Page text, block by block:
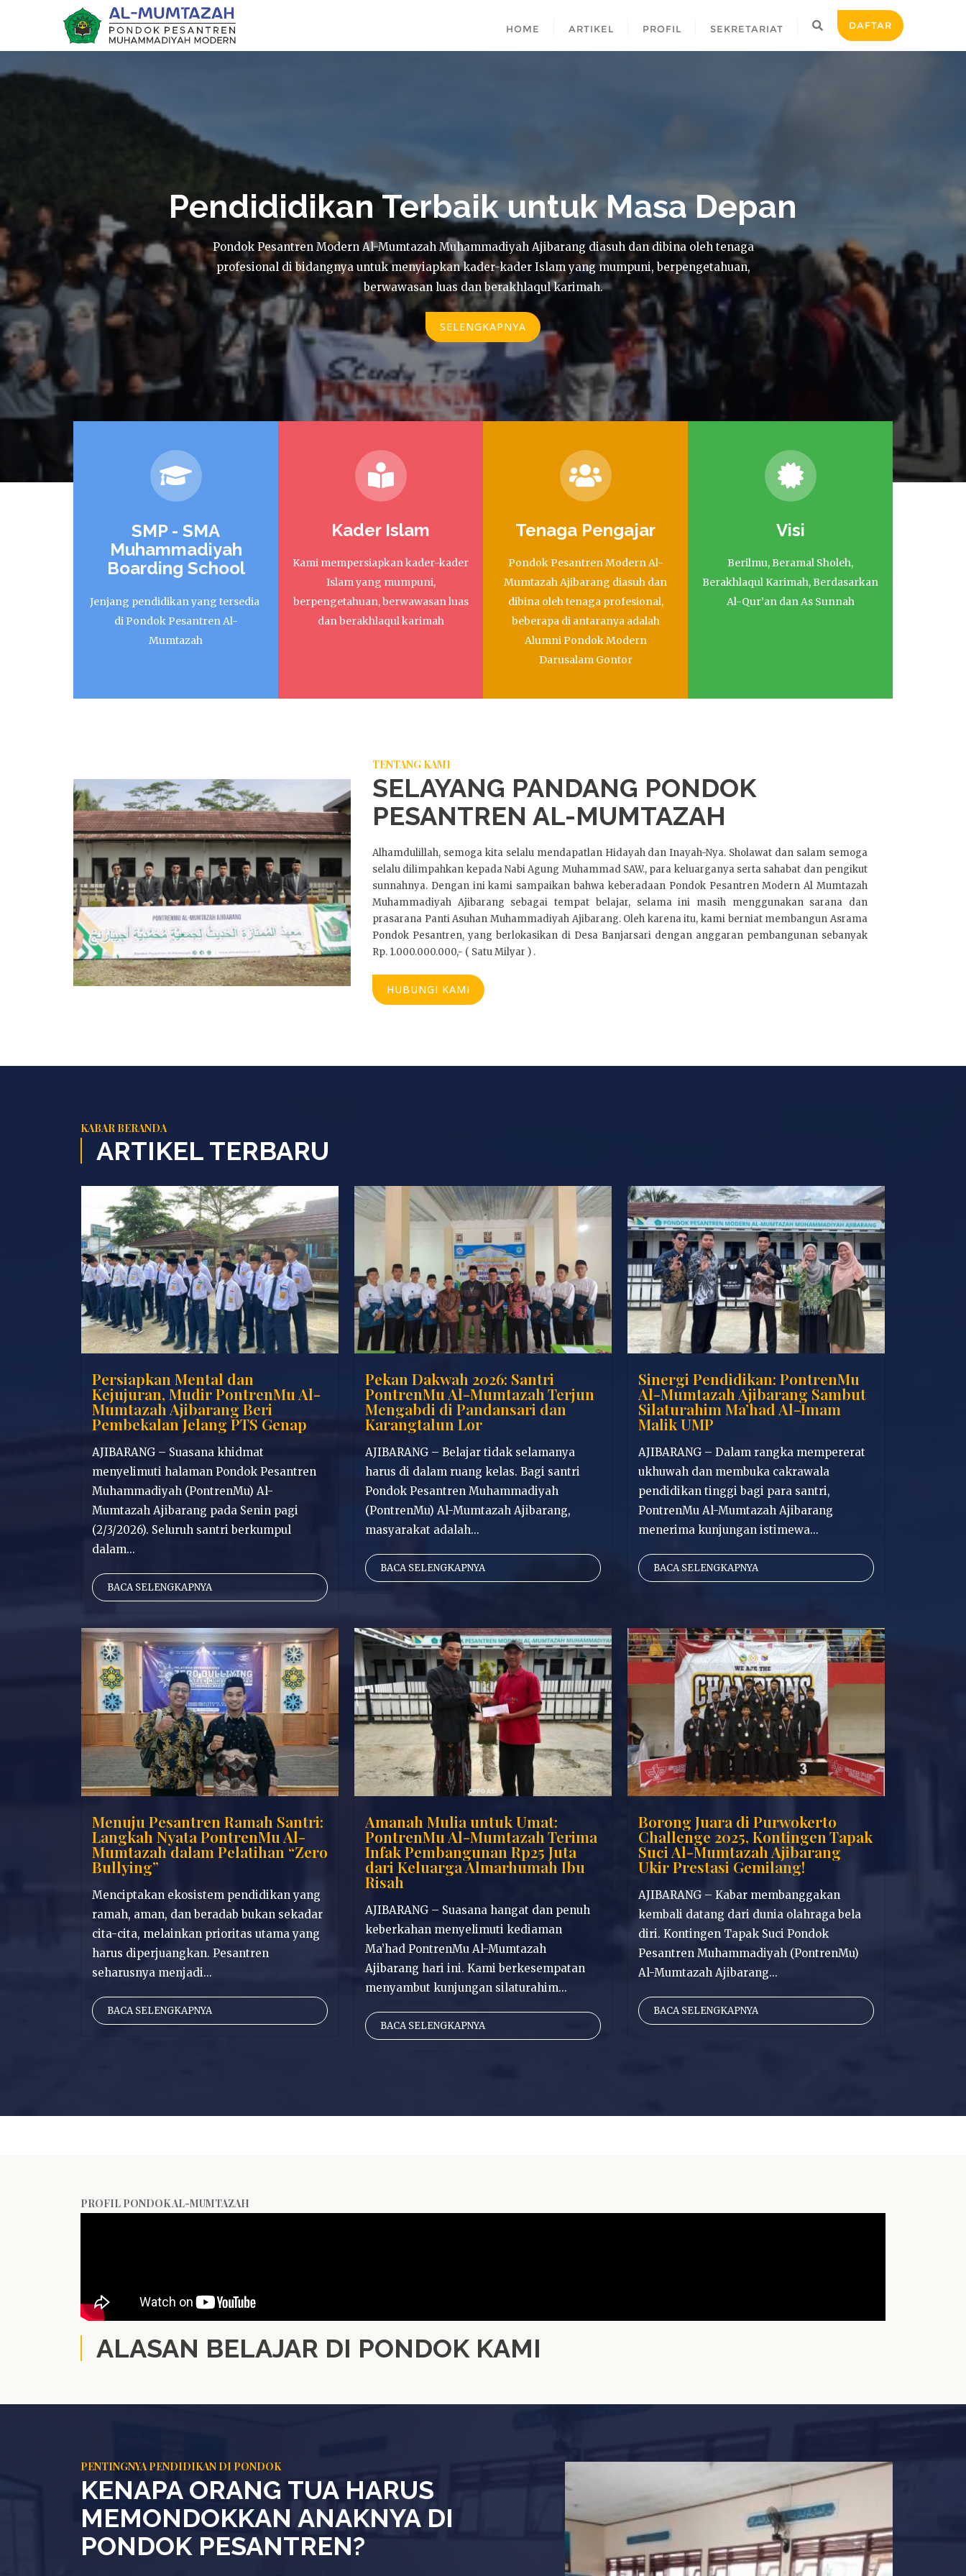
HOME ARTIKEL PROFIL SEKRETARIAT DAFTAR
Pendididikan Terbaik untuk Masa Depan
Pondok Pesantren Modern Al-Mumtazah Muhammadiyah Ajibarang diasuh dan dibina oleh tenaga
profesional di bidangnya untuk menyiapkan kader-kader Islam yang mumpuni, berpengetahuan,
berwawasan luas dan berakhlaqul karimah.
SELENGKAPNYA
SMP - SMA
Muhammadiyah
Boarding School
Jenjang pendidikan yang tersedia
di Pondok Pesantren Al-
Mumtazah
Kader Islam
Kami mempersiapkan kader-kader
Islam yang mumpuni,
berpengetahuan, berwawasan luas
dan berakhlaqul karimah
Tenaga Pengajar
Pondok Pesantren Modern Al-
Mumtazah Ajibarang diasuh dan
dibina oleh tenaga profesional,
beberapa di antaranya adalah
Alumni Pondok Modern
Darusalam Gontor
Visi
Berilmu, Beramal Sholeh,
Berakhlaqul Karimah, Berdasarkan
Al-Qur’an dan As Sunnah
TENTANG KAMI
SELAYANG PANDANG PONDOK
PESANTREN AL-MUMTAZAH
Alhamdulillah, semoga kita selalu mendapatlan Hidayah dan Inayah-Nya. Sholawat dan salam semoga
selalu dilimpahkan kepada Nabi Agung Muhammad SAW., para keluarganya serta sahabat dan pengikut
sunnahnya. Dengan ini kami sampaikan bahwa keberadaan Pondok Pesantren Modern Al Mumtazah
Muhammadiyah Ajibarang sebagai tempat belajar, selama ini masih menggunakan sarana dan
prasarana Panti Asuhan Muhammadiyah Ajibarang. Oleh karena itu, kami berniat membangun Asrama
Pondok Pesantren, yang berlokasikan di Desa Banjarsari dengan anggaran pembangunan sebanyak
Rp. 1.000.000.000,- ( Satu Milyar ) .
HUBUNGI KAMI
KABAR BERANDA
ARTIKEL TERBARU
Persiapkan Mental dan
Kejujuran, Mudir PontrenMu Al-
Mumtazah Ajibarang Beri
Pembekalan Jelang PTS Genap
AJIBARANG – Suasana khidmat
menyelimuti halaman Pondok Pesantren
Muhammadiyah (PontrenMu) Al-
Mumtazah Ajibarang pada Senin pagi
(2/3/2026). Seluruh santri berkumpul
dalam...
BACA SELENGKAPNYA
Pekan Dakwah 2026: Santri
PontrenMu Al-Mumtazah Terjun
Mengabdi di Pandansari dan
Karangtalun Lor
AJIBARANG – Belajar tidak selamanya
harus di dalam ruang kelas. Bagi santri
Pondok Pesantren Muhammadiyah
(PontrenMu) Al-Mumtazah Ajibarang,
masyarakat adalah...
BACA SELENGKAPNYA
Sinergi Pendidikan: PontrenMu
Al-Mumtazah Ajibarang Sambut
Silaturahim Ma’had Al-Imam
Malik UMP
AJIBARANG – Dalam rangka mempererat
ukhuwah dan membuka cakrawala
pendidikan tinggi bagi para santri,
PontrenMu Al-Mumtazah Ajibarang
menerima kunjungan istimewa...
BACA SELENGKAPNYA
Menuju Pesantren Ramah Santri:
Langkah Nyata PontrenMu Al-
Mumtazah dalam Pelatihan “Zero
Bullying”
Menciptakan ekosistem pendidikan yang
ramah, aman, dan beradab bukan sekadar
cita-cita, melainkan prioritas utama yang
harus diperjuangkan. Pesantren
seharusnya menjadi...
BACA SELENGKAPNYA
Amanah Mulia untuk Umat:
PontrenMu Al-Mumtazah Terima
Infak Pembangunan Rp25 Juta
dari Keluarga Almarhumah Ibu
Risah
AJIBARANG – Suasana hangat dan penuh
keberkahan menyelimuti kediaman
Ma’had PontrenMu Al-Mumtazah
Ajibarang hari ini. Kami berkesempatan
menyambut kunjungan silaturahim...
BACA SELENGKAPNYA
Borong Juara di Purwokerto
Challenge 2025, Kontingen Tapak
Suci Al-Mumtazah Ajibarang
Ukir Prestasi Gemilang!
AJIBARANG – Kabar membanggakan
kembali datang dari dunia olahraga bela
diri. Kontingen Tapak Suci Pondok
Pesantren Muhammadiyah (PontrenMu)
Al-Mumtazah Ajibarang...
BACA SELENGKAPNYA
PROFIL PONDOK AL-MUMTAZAH
ALASAN BELAJAR DI PONDOK KAMI
PENTINGNYA PENDIDIKAN DI PONDOK
KENAPA ORANG TUA HARUS
MEMONDOKKAN ANAKNYA DI
PONDOK PESANTREN?